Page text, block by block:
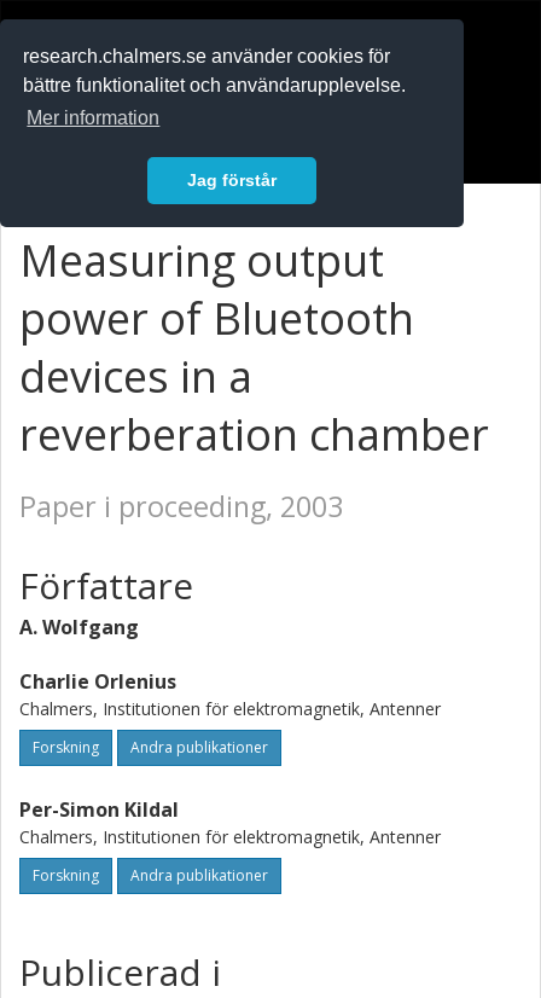
research.chalmers.se använder cookies för
bättre funktionalitet och användarupplevelse.
Mer information
Jag förstår
Measuring output
power of Bluetooth
devices in a
reverberation chamber
Paper i proceeding, 2003
Författare
A. Wolfgang
Charlie Orlenius
Chalmers, Institutionen för elektromagnetik, Antenner
Forskning Andra publikationer
Per-Simon Kildal
Chalmers, Institutionen för elektromagnetik, Antenner
Forskning Andra publikationer
Publicerad i